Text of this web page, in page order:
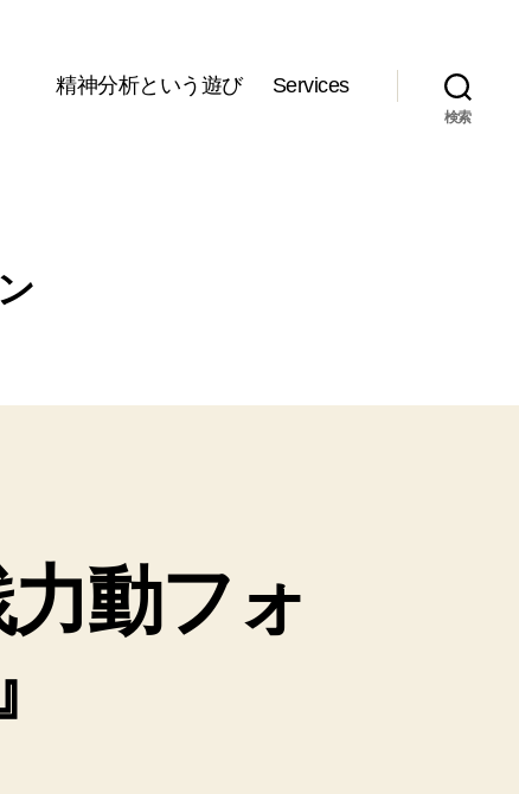
精神分析という遊び Services
検索
動フォ